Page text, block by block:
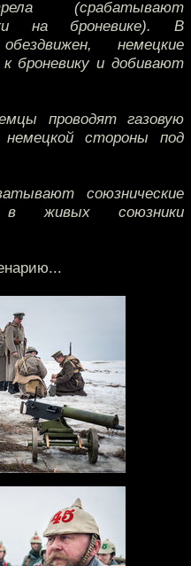
(срабатывают
на броневике). В
немецкие
броневику и добивают
проводят газовую
стороны под
союзнические
в живых союзники